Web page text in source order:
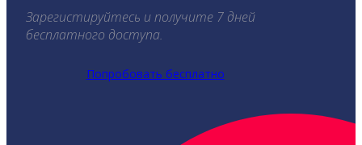
Зарегистируйтесь и получите 7 дней
бесплатного доступа.
Попробовать бесплатно